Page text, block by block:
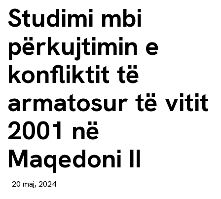
Studimi mbi
përkujtimin e
konfliktit të
armatosur të vitit
2001 në
Maqedoni II
20 maj, 2024